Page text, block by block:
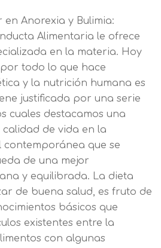
en Anorexia y Bulimia:
Alimentaria le ofrece
en la materia. Hoy
todo lo que hace
y la nutrición humana es
justificada por una serie
cuales destacamos una
de vida en la
contemporánea que se
de una mejor
y equilibrada. La dieta
de buena salud, es fruto de
básicos que
existentes entre la
con algunas